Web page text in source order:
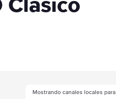
Clásico
Mostrando canales locales para